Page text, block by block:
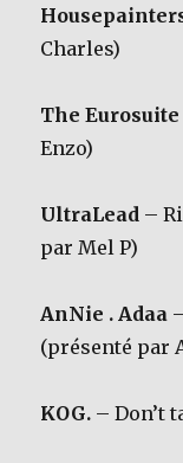
Charles)
The Eurosuite
Enzo)
UltraLead –
par Mel P)
AnNie . Adaa
(présenté par
KOG. – Don’t